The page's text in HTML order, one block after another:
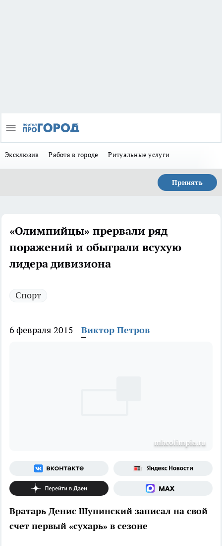
Эксклюзив Работа в городе Ритуальные услуги
Принять
«Олимпийцы» прервали ряд
поражений и обыграли всухую
лидера дивизиона
Спорт
6 февраля 2015 Виктор Петров
mhcolimpia.ru
Вратарь Денис Шупинский записал на свой
счет первый «сухарь» в сезоне